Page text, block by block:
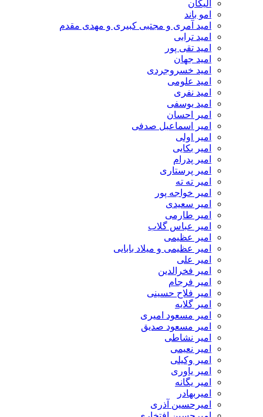
الیکان
امو باند
امید آمری و مجتبی کبیری و مهدى مقدم
امید ترابی
امید تقی پور
امید جهان
امید خسروجردی
امید علومی
امید نفری
امید یوسفی
امیر احسان
امیر اسماعیل صدفی
امیر اولی
امیر بکایی
امیر پدرام
امیر پرستاری
امیر ته ته
امیر خواجه پور
امیر سعیدی
امیر طارمی
امیر عباس گلاب
امیر عظیمی
امیر عظیمی و میلاد بابایی
امیر علی
امیر فخرالدین
امیر فرجام
امیر فلاح حسینی
امیر گلایه
امیر مسعود امیری
امیر مسعود صدیق
امیر نشاطی
امیر نعیمی
امیر وکیلی
امیر یاوری
امیر یگانه
امیربهادر
امیرحسین آذری